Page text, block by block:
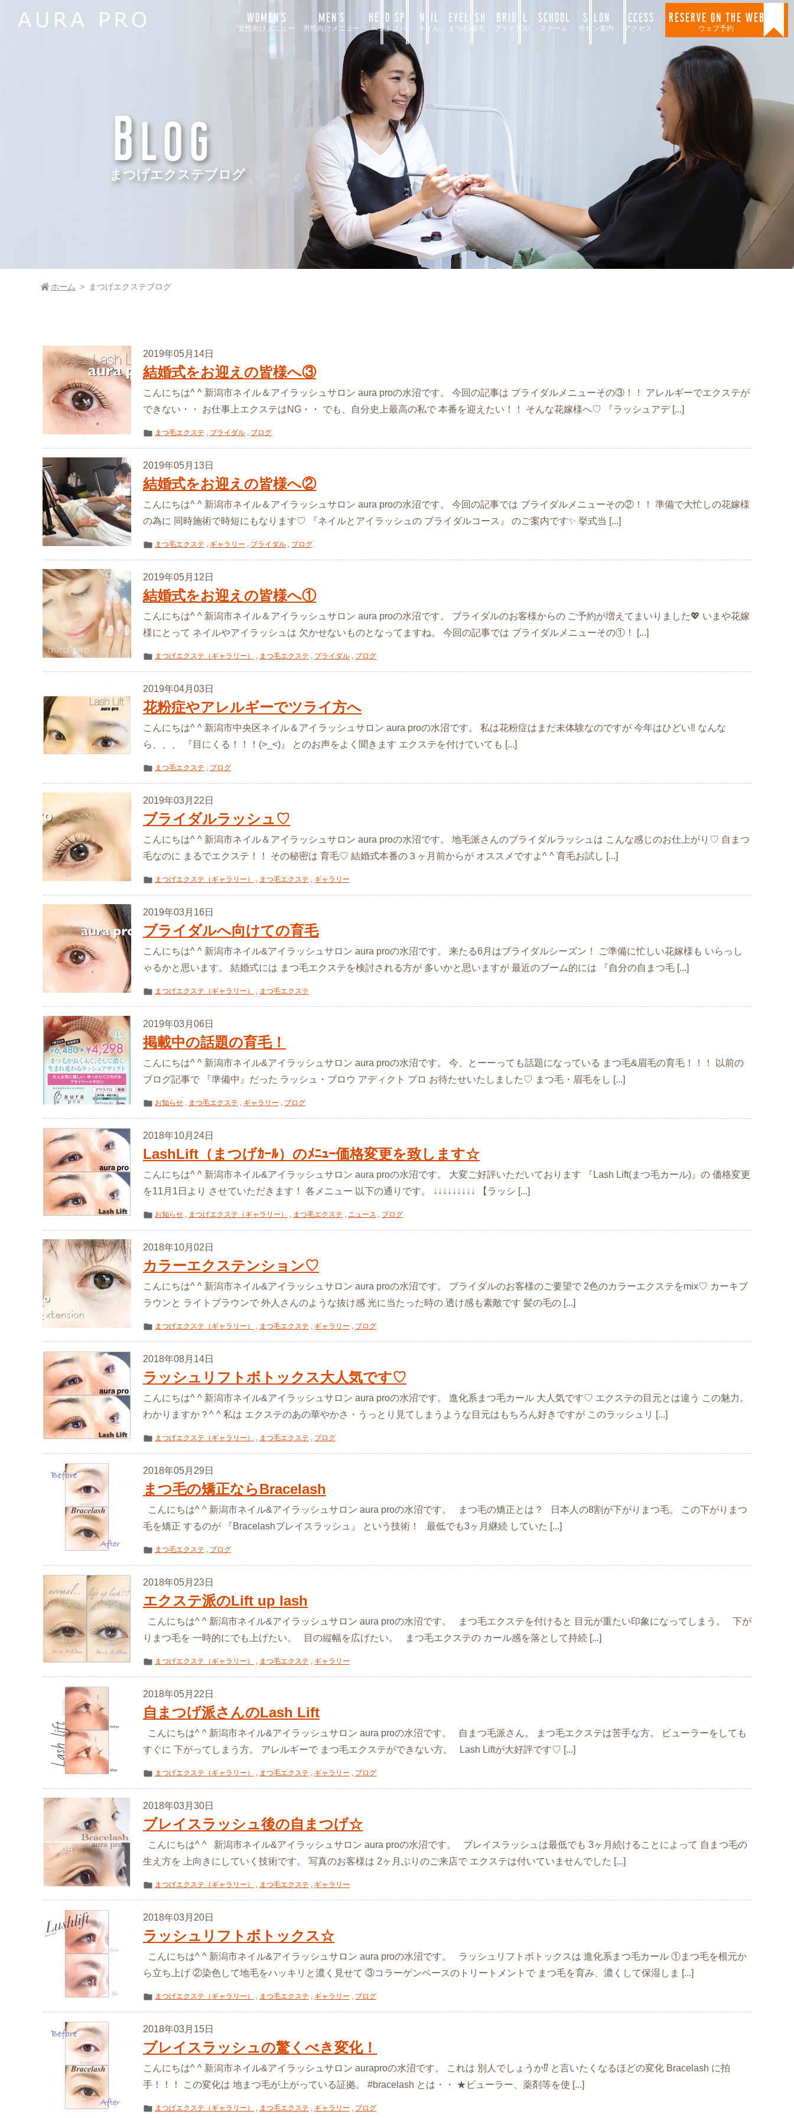
WOMEN’S
女性向けメニュー
MEN’S
男性向けメニュー
HEAD SPA
ヘッドスパ
NAIL
ネイル
EYELASH
まつ毛/眉毛
BRIDAL
ブライダル
SCHOOL
スクール
SALON
サロン案内
ACCESS
アクセス
RESERVE ON THE WEB
ウェブ予約
Blog
まつげエクステブログ
ホーム まつげエクステブログ
2019年05月14日
結婚式をお迎えの皆様へ③
こんにちは^ ^ 新潟市ネイル＆アイラッシュサロン aura proの水沼です。 今回の記事は ブライダルメニューその③！！ アレルギーでエクステが
できない・・ お仕事上エクステはNG・・ でも、自分史上最高の私で 本番を迎えたい！！ そんな花嫁様へ♡ 『ラッシュアデ [...]
まつ毛エクステ , ブライダル, ブログ
2019年05月13日
結婚式をお迎えの皆様へ②
こんにちは^ ^ 新潟市ネイル＆アイラッシュサロン aura proの水沼です。 今回の記事では ブライダルメニューその②！！ 準備で大忙しの花嫁様
の為に 同時施術で時短にもなります♡ 『ネイルとアイラッシュの ブライダルコース』 のご案内です✨ 挙式当 [...]
まつ毛エクステ , ギャラリー , ブライダル, ブログ
2019年05月12日
結婚式をお迎えの皆様へ①
こんにちは^ ^ 新潟市ネイル＆アイラッシュサロン aura proの水沼です。 ブライダルのお客様からの ご予約が増えてまいりました💖 いまや花嫁
様にとって ネイルやアイラッシュは 欠かせないものとなってますね。 今回の記事では ブライダルメニューその①！ [...]
まつげエクステ（ギャラリー） , まつ毛エクステ , ブライダル, ブログ
2019年04月03日
花粉症やアレルギーでツライ方へ
こんにちは^ ^ 新潟市中央区ネイル＆アイラッシュサロン aura proの水沼です。 私は花粉症はまだ未体験なのですが 今年はひどい‼️ なんな
ら、、、 『目にくる！！！(>_<)』 とのお声をよく聞きます エクステを付けていても [...]
まつ毛エクステ , ブログ
2019年03月22日
ブライダルラッシュ♡
こんにちは^ ^ 新潟市ネイル＆アイラッシュサロン aura proの水沼です。 地毛派さんのブライダルラッシュは こんな感じのお仕上がり♡ 自まつ
毛なのに まるでエクステ！！ その秘密は 育毛♡ 結婚式本番の３ヶ月前からが オススメですよ^ ^ 育毛お試し [...]
まつげエクステ（ギャラリー） , まつ毛エクステ , ギャラリー
2019年03月16日
ブライダルへ向けての育毛
こんにちは^ ^ 新潟市ネイル&アイラッシュサロン aura proの水沼です。 来たる6月はブライダルシーズン！ ご準備に忙しい花嫁様も いらっし
ゃるかと思います。 結婚式には まつ毛エクステを検討される方が 多いかと思いますが 最近のブーム的には 『自分の自まつ毛 [...]
まつげエクステ（ギャラリー） , まつ毛エクステ
2019年03月06日
掲載中の話題の育毛！
こんにちは^ ^ 新潟市ネイル&アイラッシュサロン aura proの水沼です。 今、とーーっても話題になっている まつ毛&眉毛の育毛！！！ 以前の
ブログ記事で 『準備中』だった ラッシュ・ブロウ アディクト プロ お待たせいたしました♡ まつ毛・眉毛をし [...]
お知らせ, まつ毛エクステ , ギャラリー , ブログ
2018年10月24日
LashLift（まつげｶｰﾙ）のﾒﾆｭｰ価格変更を致します☆
こんにちは^ ^ 新潟市ネイル&アイラッシュサロン aura proの水沼です。 大変ご好評いただいております 『Lash Lift(まつ毛カール)』の 価格変更
を11月1日より させていただきます！ 各メニュー 以下の通りです。 ↓↓↓↓↓↓↓↓↓ 【ラッシ [...]
お知らせ, まつげエクステ（ギャラリー） , まつ毛エクステ , ニュース , ブログ
2018年10月02日
カラーエクステンション♡
こんにちは^ ^ 新潟市ネイル&アイラッシュサロン aura proの水沼です。 ブライダルのお客様のご要望で 2色のカラーエクステをmix♡ カーキブ
ラウンと ライトブラウンで 外人さんのような抜け感 光に当たった時の 透け感も素敵です 髪の毛の [...]
まつげエクステ（ギャラリー） , まつ毛エクステ , ギャラリー , ブログ
2018年08月14日
ラッシュリフトボトックス大人気です♡
こんにちは^ ^ 新潟市ネイル&アイラッシュサロン aura proの水沼です。 進化系まつ毛カール 大人気です♡ エクステの目元とは違う この魅力。
わかりますか？^ ^ 私は エクステのあの華やかさ・うっとり見てしまうような目元はもちろん好きですが このラッシュリ [...]
まつげエクステ（ギャラリー） , まつ毛エクステ , ブログ
2018年05月29日
まつ毛の矯正ならBracelash
こんにちは^ ^ 新潟市ネイル&アイラッシュサロン aura proの水沼です。 まつ毛の矯正とは？ 日本人の8割が下がりまつ毛。 この下がりまつ
毛を矯正 するのが 『Bracelashブレイスラッシュ』 という技術！ 最低でも3ヶ月継続 していた [...]
まつ毛エクステ , ブログ
2018年05月23日
エクステ派のLift up lash
こんにちは^ ^ 新潟市ネイル&アイラッシュサロン aura proの水沼です。 まつ毛エクステを付けると 目元が重たい印象になってしまう。 下が
りまつ毛を 一時的にでも上げたい。 目の縦幅を広げたい。 まつ毛エクステの カール感を落として持続 [...]
まつげエクステ（ギャラリー） , まつ毛エクステ , ギャラリー
2018年05月22日
自まつげ派さんのLash Lift
こんにちは^ ^ 新潟市ネイル&アイラッシュサロン aura proの水沼です。 自まつ毛派さん。 まつ毛エクステは苦手な方。 ビューラーをしても
すぐに 下がってしまう方。 アレルギーで まつ毛エクステができない方。 Lash Liftが大好評です♡ [...]
まつげエクステ（ギャラリー） , まつ毛エクステ , ギャラリー , ブログ
2018年03月30日
ブレイスラッシュ後の自まつげ☆
こんにちは^ ^ 新潟市ネイル&アイラッシュサロン aura proの水沼です。 ブレイスラッシュは最低でも 3ヶ月続けることによって 自まつ毛の
生え方を 上向きにしていく技術です。 写真のお客様は 2ヶ月ぶりのご来店で エクステは付いていませんでした [...]
まつげエクステ（ギャラリー） , まつ毛エクステ , ギャラリー
2018年03月20日
ラッシュリフトボトックス☆
こんにちは^ ^ 新潟市ネイル&アイラッシュサロン aura proの水沼です。 ラッシュリフトボトックスは 進化系まつ毛カール ①まつ毛を根元か
ら立ち上げ ②染色して地毛をハッキリと濃く見せて ③コラーゲンベースのトリートメントで まつ毛を育み、濃くして保湿しま [...]
まつげエクステ（ギャラリー） , まつ毛エクステ , ギャラリー , ブログ
2018年03月15日
ブレイスラッシュの驚くべき変化！
こんにちは^ ^ 新潟市ネイル&アイラッシュサロン auraproの水沼です。 これは 別人でしょうか⁉️ と言いたくなるほどの変化 Bracelash に拍
手！！！ この変化は 地まつ毛が上がっている証拠。 #bracelash とは・・ ★ビューラー、薬剤等を使 [...]
まつげエクステ（ギャラリー） , まつ毛エクステ , ギャラリー , ブログ